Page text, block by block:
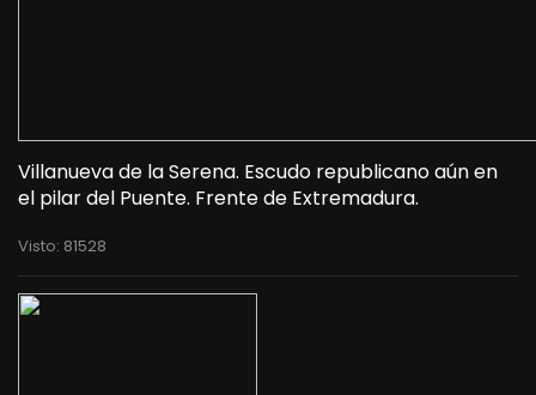
Villanueva de la Serena. Escudo republicano aún en
el pilar del Puente. Frente de Extremadura.
Visto: 81528